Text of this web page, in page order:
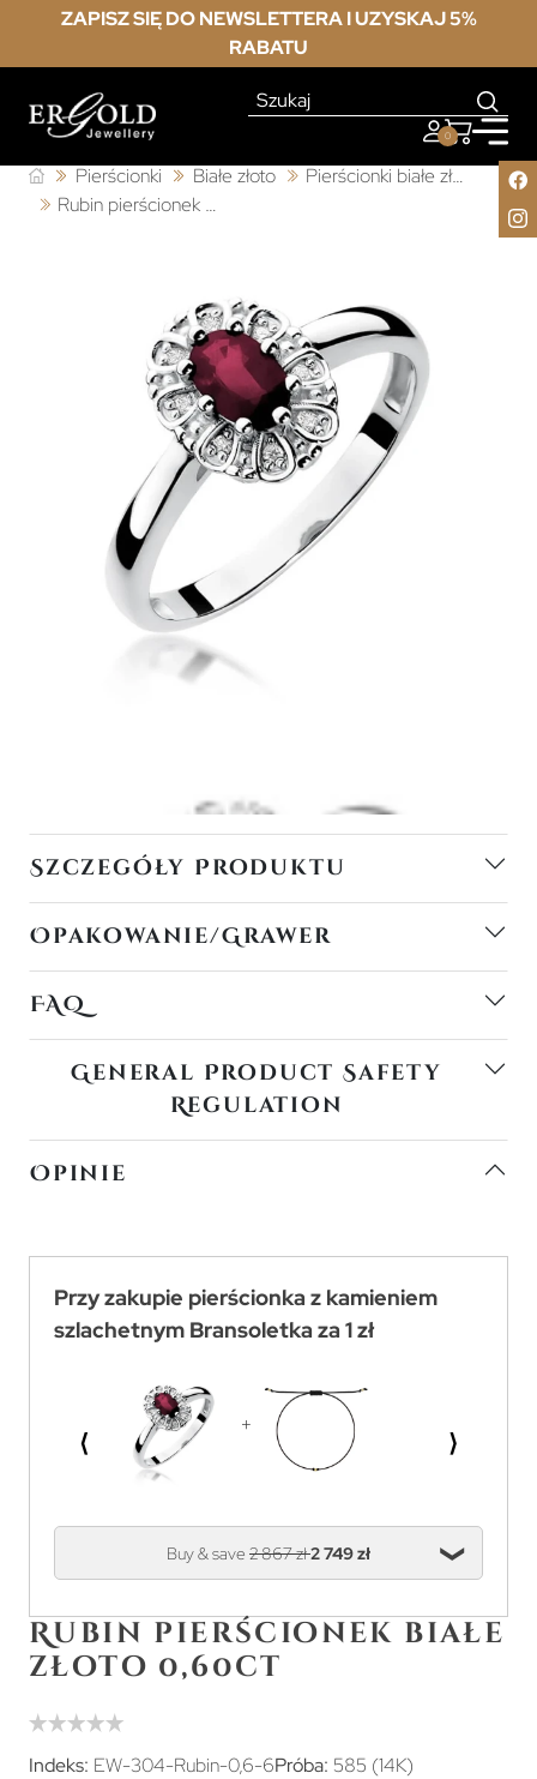
ZAPISZ SIĘ DO NEWSLETTERA I UZYSKAJ 5%
RABATU
0
Pierścionki Białe złoto
Pierścionki białe złoto z rubinem
Rubin pierścionek białe złoto 0,60ct
Szczegóły Produktu
Opakowanie/Grawer
FAQ
General Product Safety
Regulation
Opinie
Przy zakupie pierścionka z kamieniem
szlachetnym Bransoletka za 1 zł
⟨ ⟩
Buy & save 2 867 zł2 749 zł
Rubin pierścionek białe
złoto 0,60ct
Indeks: EW-304-Rubin-0,6-6Próba: 585 (14K)